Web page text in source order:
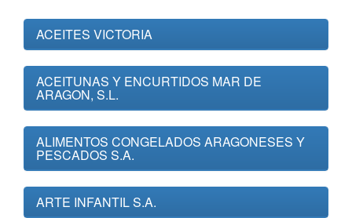
ACEITES VICTORIA
ACEITUNAS Y ENCURTIDOS MAR DE
ARAGON, S.L.
ALIMENTOS CONGELADOS ARAGONESES Y
PESCADOS S.A.
ARTE INFANTIL S.A.